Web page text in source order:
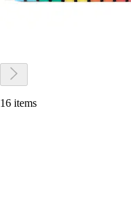
16 items